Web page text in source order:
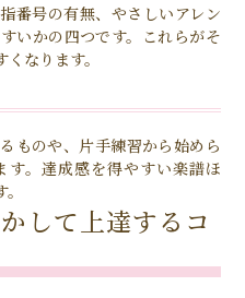
番号の有無、やさしいアレン
いかの四つです。これらがそ
なります。
ものや、片手練習から始めら
。達成感を得やすい楽譜ほ
して上達するコ